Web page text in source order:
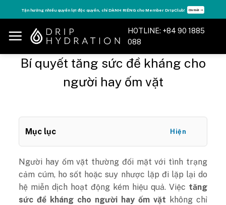
to
content
Tăng năng lượng - sống đỉnh cao với thẻ Vitamin Drip Membership. Xem ngay ➝
HOTLINE: +84 90 1885
088
Bí quyết tăng sức đề kháng cho
người hay ốm vặt
Mục lục Hiện
Người hay ốm vặt thường đối mặt với tình trạng
cảm cúm, ho sốt hoặc suy nhược lặp đi lặp lại do
hệ miễn dịch hoạt động kém hiệu quả. Việc tăng
sức đề kháng cho người hay ốm vặt không chỉ